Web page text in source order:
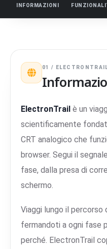
INFORMAZIONI
01 /
ElectronTrail è un
scientificamente
CRT analogico che
browser. Segui il
fase, dalla presa di
schermo.
Viaggi lungo il percorso
fermandoti a ogni fase
perché. ElectronTrail